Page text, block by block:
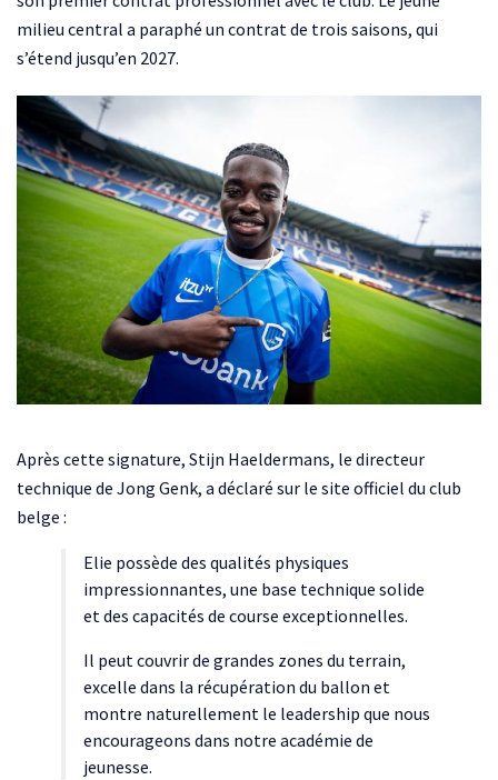
milieu central a paraphé un contrat de trois saisons, qui
s’étend jusqu’en 2027.
Après cette signature, Stijn Haeldermans, le directeur
technique de Jong Genk, a déclaré sur le site officiel du club
belge :
Elie possède des qualités physiques
impressionnantes, une base technique solide
et des capacités de course exceptionnelles.
Il peut couvrir de grandes zones du terrain,
excelle dans la récupération du ballon et
montre naturellement le leadership que nous
encourageons dans notre académie de
jeunesse.